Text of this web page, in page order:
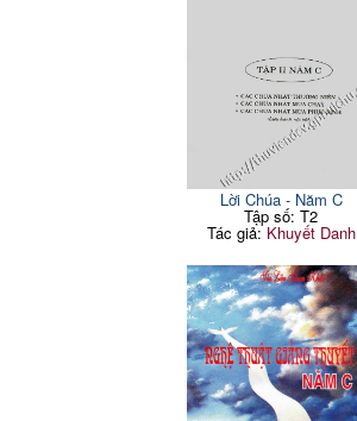
Lời Chúa - Năm C
Tập số: T2
Tác giả: Khuyết Danh